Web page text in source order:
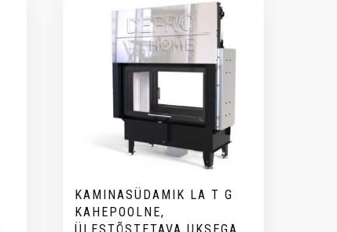
KAMINASÜDAMIK LA T G
KAHEPOOLNE,